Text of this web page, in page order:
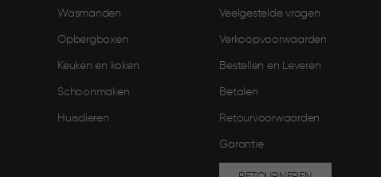
Wasmanden
Opbergboxen
Keuken en koken
Schoonmaken
Huisdieren
Veelgestelde vragen
Verkoopvoorwaarden
Bestellen en Leveren​
Betalen
Retourvoorwaarden
Garantie